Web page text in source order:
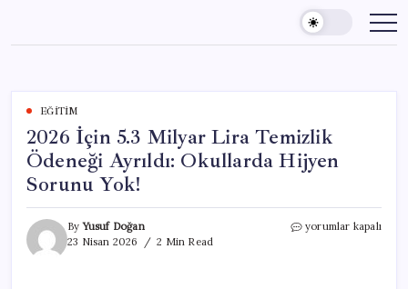
content
EĞITIM
2026 İçin 5.3 Milyar Lira Temizlik
Ödeneği Ayrıldı: Okullarda Hijyen
Sorunu Yok!
ByYusuf Doğan
23 Nisan 2026
2 Min Read
2026
yorumlar kapalı